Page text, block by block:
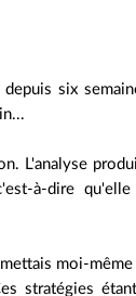
six
L'analyse
à-dire
moi-
stratégies